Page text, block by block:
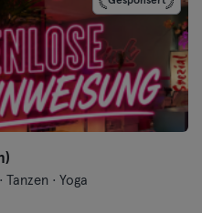
· Yoga